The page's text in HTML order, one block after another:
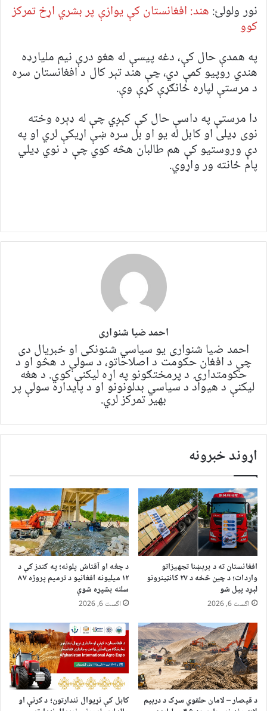
نور ولولئ: هند: افغانستان کې یوازې پر بشري اړخ تمرکز
کوو
په همدې حال کې، دغه پيسې له هغو درې نیم ملیار‌‌‌‌‌‌ډه
هندي روپيو کمې دي، چې هند تېر کال د افغانستان سره
د مرستې لپاره ځانګړې کړې وې.
دا مرستې په داسې حال کې کېږي چې له ډېره وخته
نوی ډیلی او کابل له یو او بل سره ښې اړیکې لري او په
دې وروستیو کې هم طالبان هڅه کوي چې د نوي ډیلي
پام ځانته ور واړوي.
احمد ضیا شنواری
احمد ضیا شنواری یو سياسي شنونکی او خبریال دی
چې د افغان حکومت د اصلاحاتو، د سولې د هڅو او د
حکومتدارۍ د پرمختګونو په اړه لیکنې کوي. د هغه
لیکنې د هیواد د سیاسي بدلونونو او د پایداره سولې پر
بهیر تمرکز لري.
اړوند خبرونه
افغانستان ته د برېښنا تجهیزاتو
واردات؛ د چین څخه د ۲۷ کانټینرونو
لېږد پیل شو
اگست 6, 2026
د چغه او آقتاش پلونه؛ په کندز کې د
۱۲ میلیونه افغانیو د ترمیم پروژه ۸۷
سلنه بشپړه شوې
اگست 6, 2026
د قیصار – لامان حلقوي سړک د درېیم کابل کې نړیوال نندارتون؛ د کرنې او